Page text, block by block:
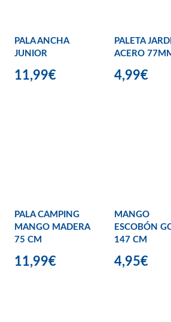
PALA ANCHA
JUNIOR
11,99€
PALETA
ACERO
4,99€
PALA CAMPING
MANGO MADERA
75 CM
11,99€
MANGO
ESCOBÓN
147 CM
4,95€